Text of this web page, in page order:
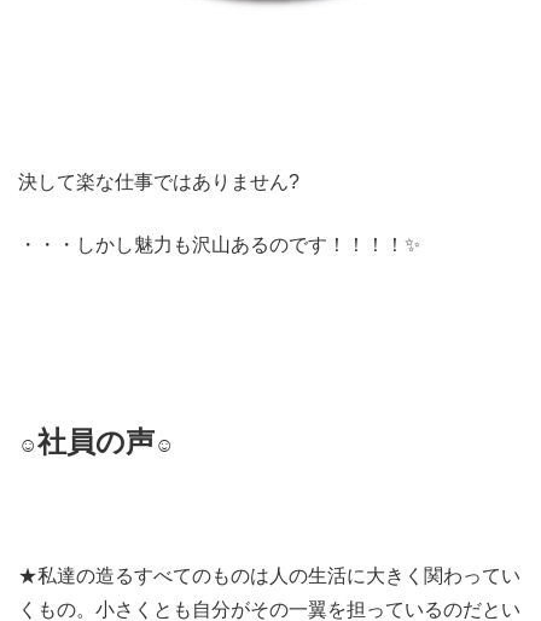
決して楽な仕事ではありません?
・・・しかし魅力も沢山あるのです！！！！✨
☺️社員の声☺️
★私達の造るすべてのものは人の生活に大きく関わってい
くもの。小さくとも自分がその一翼を担っているのだとい